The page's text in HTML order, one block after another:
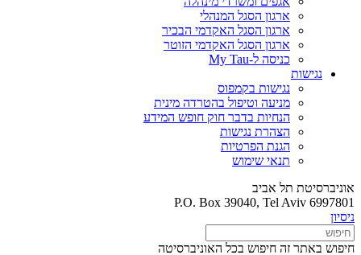
ארגון הסגל המנהלי
ארגון הסגל האקדמי הבכיר
ארגון הסגל האקדמי הזוטר
כניסה ל-My Tau
נגישות
נגישות בקמפוס
מניעה וטיפול בהטרדה מינית
הנחיות בדבר חוק חופש המידע
הצהרת נגישות
הגנת הפרטיות
תנאי שימוש
אוניברסיטת תל אביב
P.O. Box 39040, Tel Aviv 6997801
ניסיון
חיפוש באתר זה חיפוש בכל האוניברסיטה